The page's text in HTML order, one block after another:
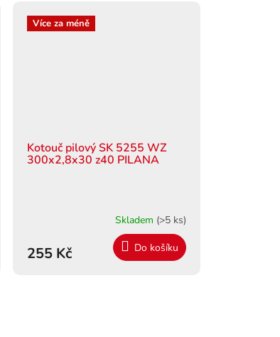
Více za méně
Kotouč pilový SK 5255 WZ
300x2,8x30 z40 PILANA
Skladem (>5 ks)
255 Kč Do košíku